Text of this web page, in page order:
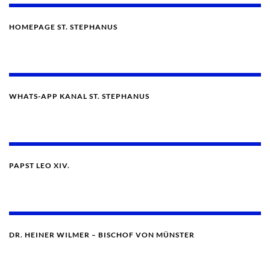
HOMEPAGE ST. STEPHANUS
WHATS-APP KANAL ST. STEPHANUS
PAPST LEO XIV.
DR. HEINER WILMER – BISCHOF VON MÜNSTER